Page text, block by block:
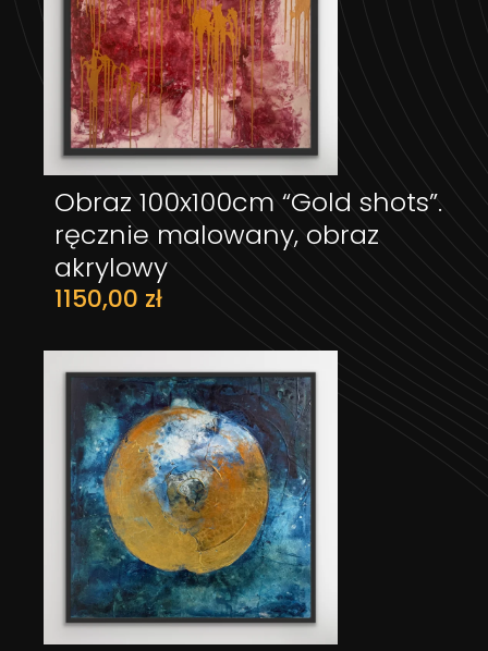
Obraz 100x100cm “Gold shots”.
ręcznie malowany, obraz
akrylowy
1150,00 zł
DODAJ DO KOSZYKA